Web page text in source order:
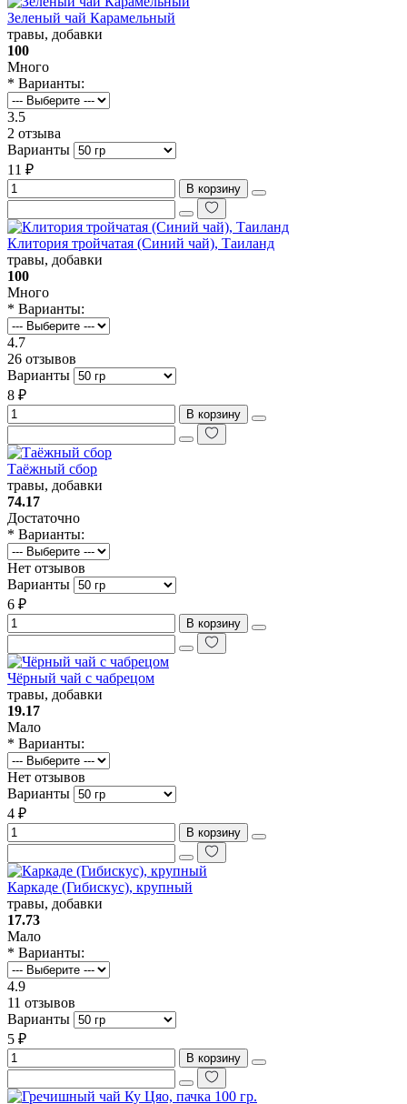
Зеленый чай Карамельный
травы, добавки
100
Много
* Варианты:
3.5
2 отзыва
Варианты
11 ₽
В корзину
Клитория тройчатая (Синий чай), Таиланд
травы, добавки
100
Много
* Варианты:
4.7
26 отзывов
Варианты
8 ₽
В корзину
Таёжный сбор
травы, добавки
74.17
Достаточно
* Варианты:
Нет отзывов
Варианты
6 ₽
В корзину
Чёрный чай с чабрецом
травы, добавки
19.17
Мало
* Варианты:
Нет отзывов
Варианты
4 ₽
В корзину
Каркаде (Гибискус), крупный
травы, добавки
17.73
Мало
* Варианты:
4.9
11 отзывов
Варианты
5 ₽
В корзину